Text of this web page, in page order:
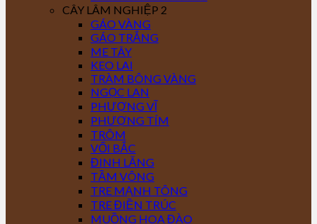
CÂY LÂM NGHIỆP 2
GÁO VÀNG
GÁO TRẮNG
ME TÂY
KEO LAI
TRÀM BÔNG VÀNG
NGỌC LAN
PHƯỢNG VĨ
PHƯỢNG TÍM
TRÔM
VỐI BẮC
ĐINH LĂNG
TẦM VÔNG
TRE MẠNH TÔNG
TRE ĐIỀN TRÚC
MUỒNG HOA ĐÀO